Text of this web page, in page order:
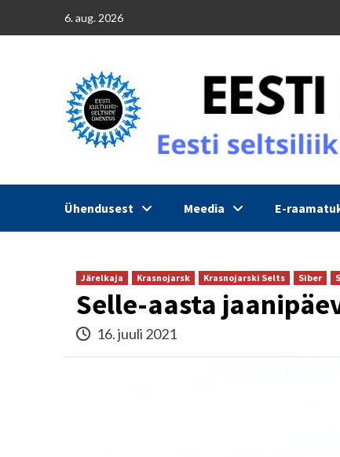
6. aug. 2026
Ühendusest Meedia E-
Järelkaja Krasnojarsk Krasnojarski Selts Siber
Selle-aasta
16. juuli 2021